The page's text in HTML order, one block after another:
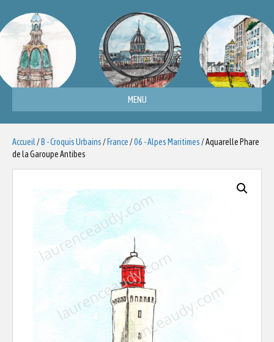
MENU
Accueil / B - Croquis Urbains / France /06 - Alpes Maritimes / Aquarelle Phare
de la Garoupe Antibes